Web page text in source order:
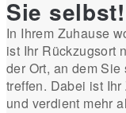
Sie selbst!
In Ihrem Zuhause
ist Ihr Rückzugsort
der Ort, an dem
treffen. Dabei ist
und verdient mehr